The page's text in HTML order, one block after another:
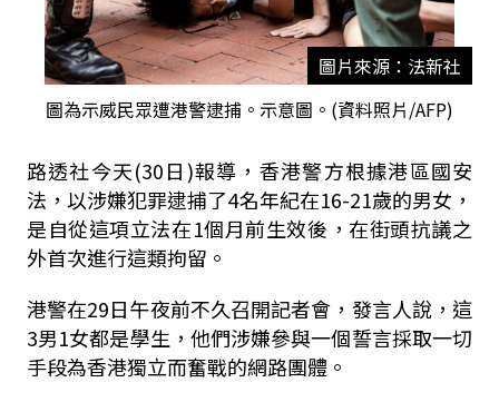
圖片來源：法新社
圖為示威民眾遭港警逮捕。示意圖。(資料照片/AFP)
路透社今天(30日)報導，香港警方根據港區國安
法，以涉嫌犯罪逮捕了4名年紀在16-21歲的男女，
是自從這項立法在1個月前生效後，在街頭抗議之
外首次進行這類拘留。
港警在29日午夜前不久召開記者會，發言人說，這
3男1女都是學生，他們涉嫌參與一個誓言採取一切
手段為香港獨立而奮戰的網路團體。